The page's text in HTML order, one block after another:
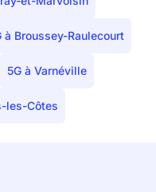
à Broussey-Raulecourt
5G à Varnéville
les-Côtes